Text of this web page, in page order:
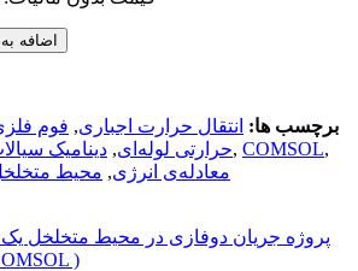
اضافه
برچسب ها: انتقال حرارت اجباری, فوم
حرارتی لوله‌ای, دینامیک , COMSOL,
معادله‌ی انرژی, محیط